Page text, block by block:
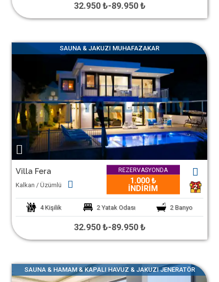
32.950 ₺-89.950 ₺
SAUNA & JAKUZI MUHAFAZAKAR
Villa Fera
Kalkan / Üzümlü
REZERVASYONDA
1.000 ₺
İNDİRİM
2
4 Kişilik 2 Yatak Odası 2 Banyo
32.950 ₺-89.950 ₺
SAUNA & HAMAM & KAPALI HAVUZ & JAKUZI JENERATÖR